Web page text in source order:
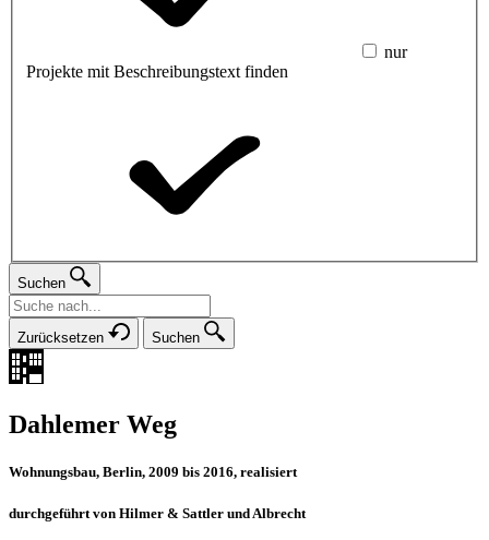
nur
Projekte mit Beschreibungstext finden
Suchen
Zurücksetzen Suchen
Dahlemer Weg
Wohnungsbau, Berlin, 2009 bis 2016, realisiert
durchgeführt von Hilmer & Sattler und Albrecht